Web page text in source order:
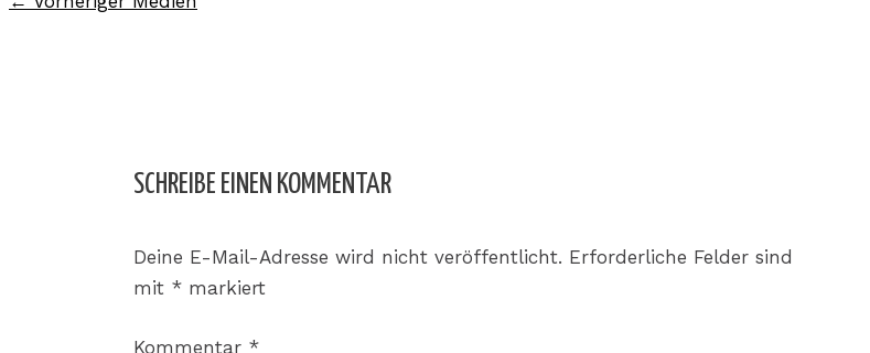
SCHREIBE EINEN KOMMENTAR
Deine E-Mail-Adresse wird nicht veröffentlicht. Erforderliche Felder sind
mit * markiert
Kommentar *